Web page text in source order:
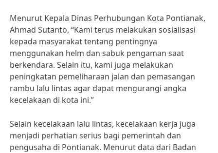
Menurut Kepala Dinas Perhubungan Kota Pontianak,
Ahmad Sutanto, “Kami terus melakukan sosialisasi
kepada masyarakat tentang pentingnya
menggunakan helm dan sabuk pengaman saat
berkendara. Selain itu, kami juga melakukan
peningkatan pemeliharaan jalan dan pemasangan
rambu lalu lintas agar dapat mengurangi angka
kecelakaan di kota ini.”
Selain kecelakaan lalu lintas, kecelakaan kerja juga
menjadi perhatian serius bagi pemerintah dan
pengusaha di Pontianak. Menurut data dari Badan